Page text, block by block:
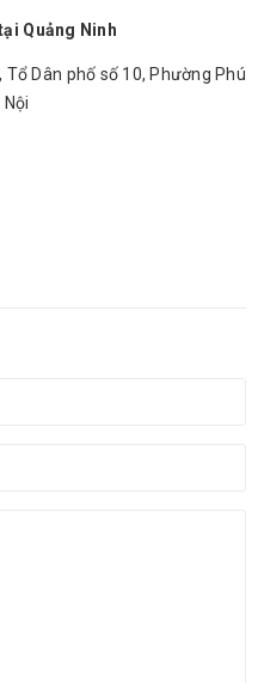
Quảng Ninh
Dân phố số 10, Phường Phú